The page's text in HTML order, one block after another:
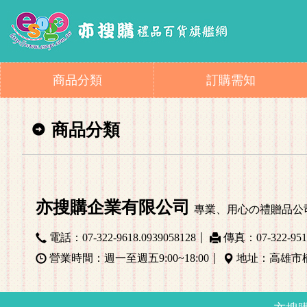
商品分類 訂購需知
商品分類
亦搜購企業有限公司 專業、用心の禮贈品公
電話：07-322-9618 .0939058128｜
傳真：07-322-
營業時間：週一至週五9:00~18:00 ｜ 地址：高雄市